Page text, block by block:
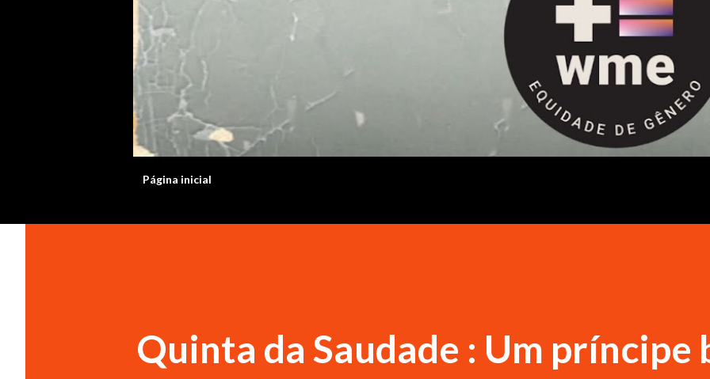
Página inicial
Quinta da Saudade : Um príncipe